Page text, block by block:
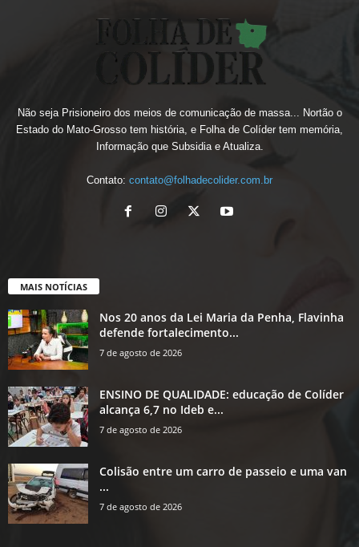
Não seja Prisioneiro dos meios de comunicação de massa... Nortão o
Estado do Mato-Grosso tem história, e Folha de Colíder tem memória,
Informação que Subsidia e Atualiza.
Contato: contato@folhadecolider.com.br
MAIS NOTÍCIAS
Nos 20 anos da Lei Maria da Penha, Flavinha
defende fortalecimento...
7 de agosto de 2026
ENSINO DE QUALIDADE: educação de Colíder
alcança 6,7 no Ideb e...
7 de agosto de 2026
Colisão entre um carro de passeio e uma van
...
7 de agosto de 2026